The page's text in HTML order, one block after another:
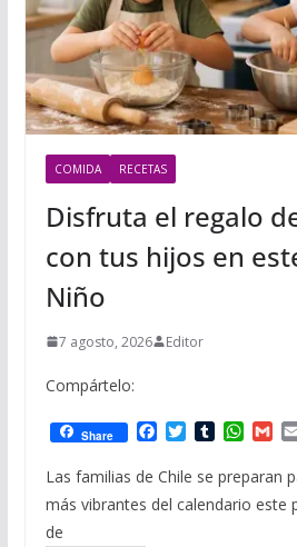
COMIDA RECETAS
Disfruta el regalo
con tus hijos en
Niño
7 agosto, 2026 Editor
Compártelo:
Share
F
c
b
T
i
t
T
m
b
l
W
a
t
s
G
a
l
Las familias de Chile se preparan
más vibrantes del calendario este
de